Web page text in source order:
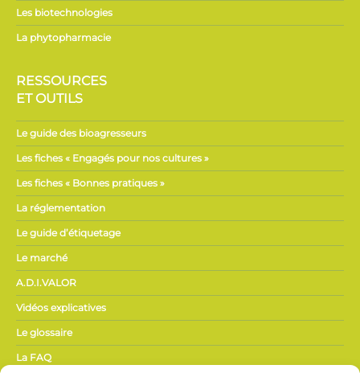
Les biotechnologies
La phytopharmacie
RESSOURCES
ET OUTILS
Le guide des bioagresseurs
Les fiches « Engagés pour nos cultures »
Les fiches « Bonnes pratiques »
La réglementation
Le guide d’étiquetage
Le marché
A.D.I.VALOR
Vidéos explicatives
Le glossaire
La FAQ